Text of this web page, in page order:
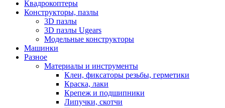
Квадрокоптеры
Конструкторы, пазлы
3D пазлы
3D пазлы Ugears
Модельные конструкторы
Машинки
Разное
Материалы и инструменты
Клеи, фиксаторы резьбы, герметики
Краска, лаки
Крепеж и подшипники
Липучки, скотчи